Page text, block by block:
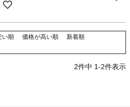
い順 価格が高い順
新着順
2件中 1-2件表示